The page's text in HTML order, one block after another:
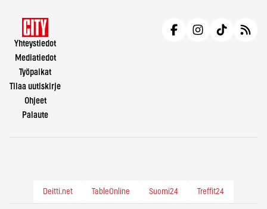
Yhteystiedot
Mediatiedot
Työpaikat
Tilaa uutiskirje
Ohjeet
Palaute
Deitti.net TableOnline Suomi24 Treffit24